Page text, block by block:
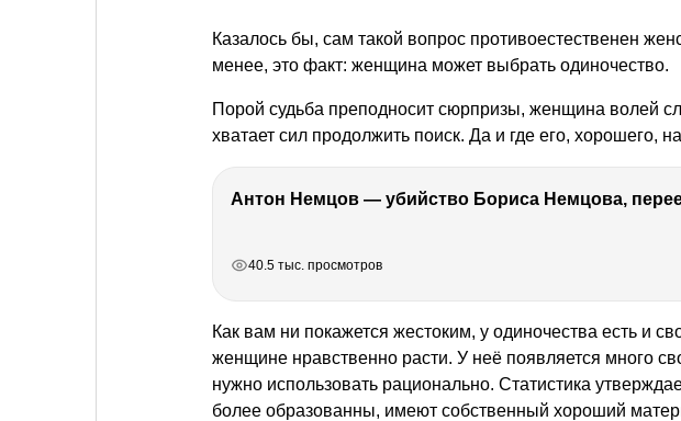
Казалось бы, сам такой вопрос противоестественен
менее, это факт: женщина может выбрать одиночество.
Порой судьба преподносит сюрпризы, женщина волей
хватает сил продолжить поиск. Да и где его, хорошего,
40.5 тыс. просмотров
Как вам ни покажется жестоким, у одиночества есть и
женщине нравственно расти. У неё появляется много
нужно использовать рационально. Статистика
более образованны, имеют собственный хороший